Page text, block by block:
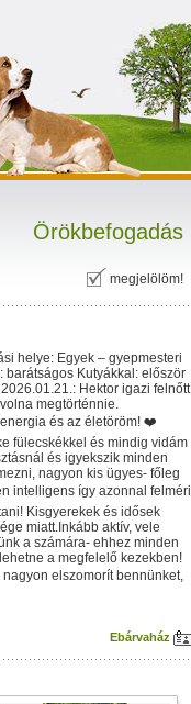
Örökbefogadás
megjelölöm!
helye: Egyek – gyepmesteri
barátságos Kutyákkal: először
Hektor igazi felnőtt
megtörténnie.
és az életöröm! ❤️
fülecskékkel és mindig vidám
és igyekszik minden
nagyon kis ügyes- főleg
intelligens így azonnal felméri
Kisgyerekek és idősek
miatt.Inkább aktív, vele
a számára- ehhez minden
a megfelelő kezekben!
elszomorít bennünket,
Ebárvaház